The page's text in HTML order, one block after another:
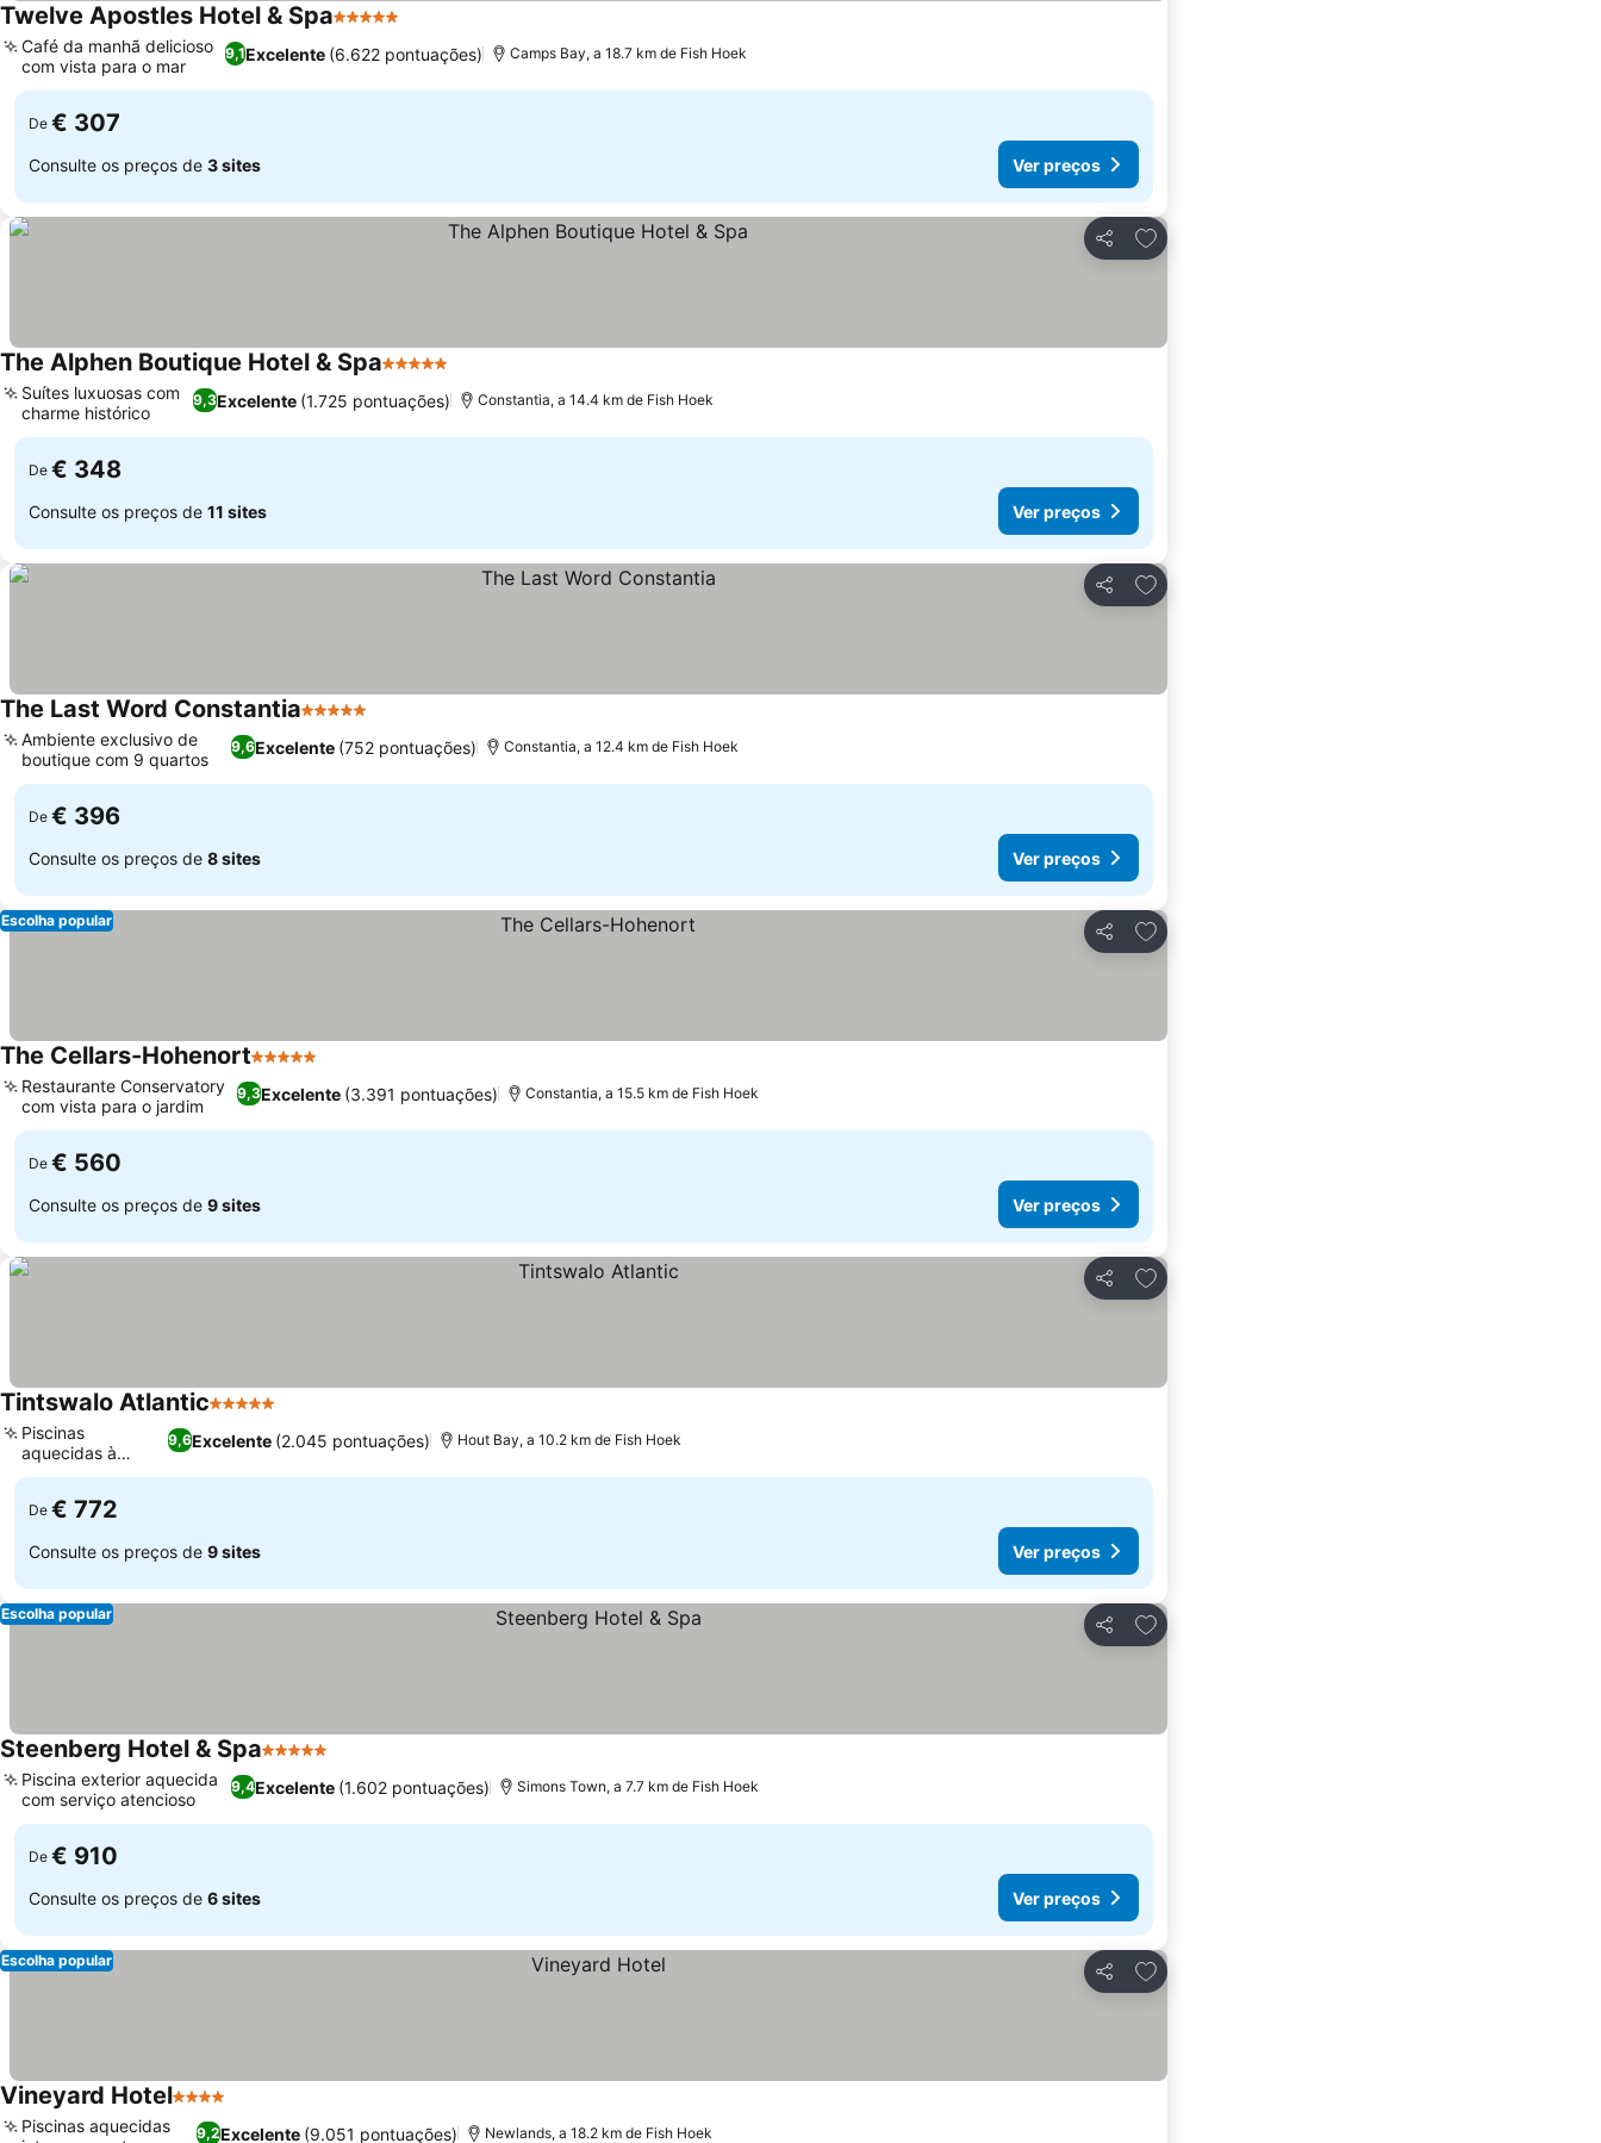
Twelve Apostles Hotel & Spa5 Estrelas
9,1Excelente (6.622 pontuações)
Café da manhã delicioso
com vista para o mar
Camps Bay, a 18.7 km de Fish Hoek
De € 307
Consulte os preços de 3 sites Ver preços
Partilhar
Adicionar aos favoritos
The Alphen Boutique Hotel & Spa5 Estrelas
9,3Excelente (1.725 pontuações)
Suítes luxuosas com
charme histórico
Constantia, a 14.4 km de Fish Hoek
De € 348
Consulte os preços de 11 sites Ver preços
Partilhar
Adicionar aos favoritos
The Last Word Constantia5 Estrelas
9,6Excelente (752 pontuações)
Ambiente exclusivo de
boutique com 9 quartos
Constantia, a 12.4 km de Fish Hoek
De € 396
Consulte os preços de 8 sites Ver preços
Partilhar
Adicionar aos favoritos
Escolha popular
The Cellars-Hohenort5 Estrelas
9,3Excelente (3.391 pontuações)
Restaurante Conservatory
com vista para o jardim
Constantia, a 15.5 km de Fish Hoek
De € 560
Consulte os preços de 9 sites Ver preços
Partilhar
Adicionar aos favoritos
Tintswalo Atlantic5 Estrelas
9,6Excelente (2.045 pontuações)
Piscinas
aquecidas à
beira-mar
Hout Bay, a 10.2 km de Fish Hoek
De € 772
Consulte os preços de 9 sites Ver preços
Partilhar
Adicionar aos favoritos
Escolha popular
Steenberg Hotel & Spa5 Estrelas
9,4Excelente (1.602 pontuações)
Piscina exterior aquecida
com serviço atencioso
Simons Town, a 7.7 km de Fish Hoek
De € 910
Consulte os preços de 6 sites Ver preços
Partilhar
Adicionar aos favoritos
Escolha popular
Vineyard Hotel4 Estrelas
9,2Excelente (9.051 pontuações)
Piscinas aquecidas
Newlands, a 18.2 km de Fish Hoek